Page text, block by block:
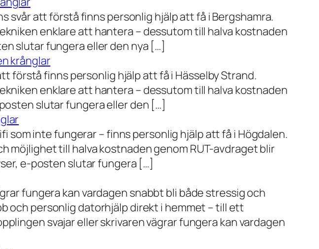
svår att förstå finns personlig hjälp att få i Bergshamra.
enklare att hantera – dessutom till halva kostnaden
slutar fungera eller den nya […]
krånglar
förstå finns personlig hjälp att få i Hässelby Strand.
enklare att hantera – dessutom till halva kostnaden
slutar fungera eller den […]
som inte fungerar – finns personlig hjälp att få i Högdalen.
möjlighet till halva kostnaden genom RUT-avdraget blir
e-posten slutar fungera […]
fungera kan vardagen snabbt bli både stressig och
och personlig datorhjälp direkt i hemmet – till ett
svajar eller skrivaren vägrar fungera kan vardagen